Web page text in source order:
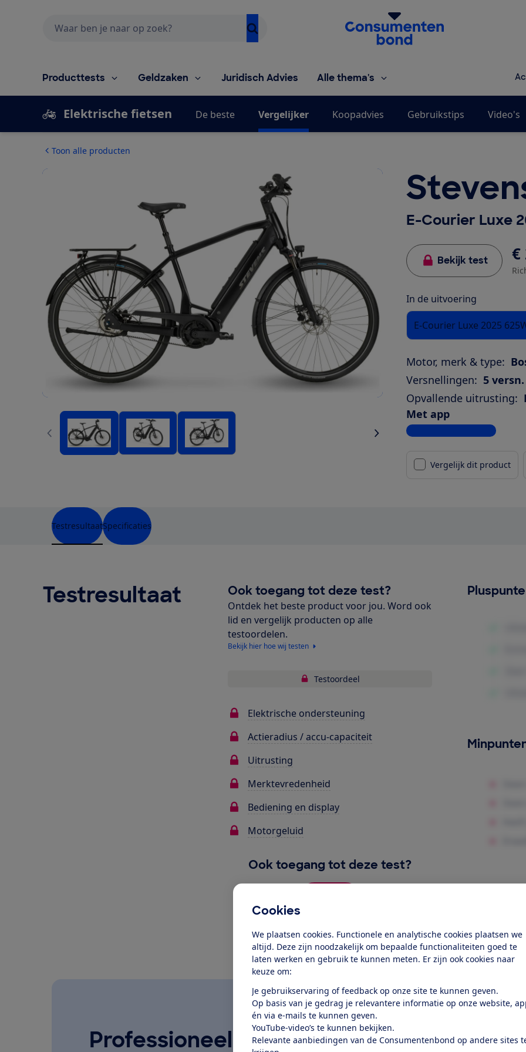
Cookies
We plaatsen cookies. Functionele en analytische cookies plaatsen we
altijd. Deze zijn noodzakelijk om bepaalde functionaliteiten goed te
laten werken en gebruik te kunnen meten. Er zijn ook cookies naar
keuze om:
Je gebruikservaring of feedback op onze site te kunnen geven.
Op basis van je gedrag je relevantere informatie op onze website,
én via e-mails te kunnen geven.
YouTube-video’s te kunnen bekijken.
Relevante aanbiedingen van de Consumentenbond op andere sites
Homepage van de Consumentenbond
Producttests Geldzaken Juridisch Advies Alle thema's
Elektrische fietsen De beste Vergelijker Koopadvies Gebruikstips Video's
Toon alle producten
E-Courier Luxe
Bekijk test €
In de uitvoering
E-Courier Luxe 2025
Motor, merk & type:
Versnellingen: 5
Opvallende uitrusting:
Met app
Bekijk alle specificaties
Vergelijk dit product
TestresultaatSpecificaties
Testresultaat Ook toegang tot deze test?
Ontdek het beste product voor jou. Word ook
lid en vergelijk producten op alle
testoordelen.
Bekijk hier hoe wij testen
Testoordeel
Elektrische ondersteuning
Actieradius / accu-capaciteit
Uitrusting
Merktevredenheid
Bediening en display
Motorgeluid
Ook toegang tot deze test?
Al lid? Log in
Professioneel getest